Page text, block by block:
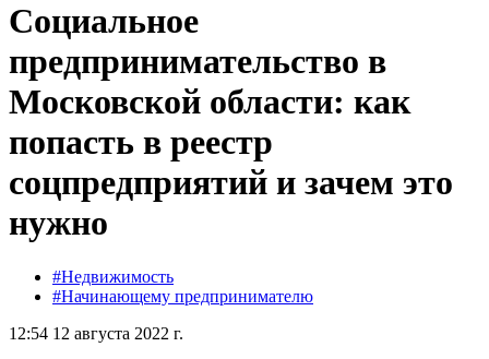
Социальное
предпринимательство в
Московской области: как
попасть в реестр
соцпредприятий и зачем это
нужно
#Недвижимость
#Начинающему предпринимателю
12:54 12 августа 2022 г.